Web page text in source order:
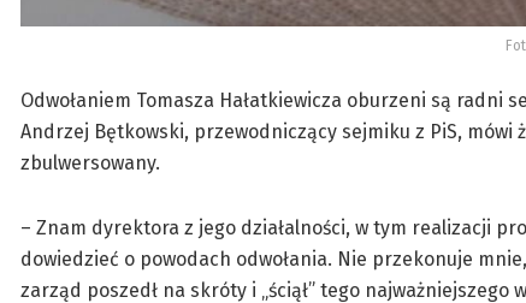
Odwołaniem Tomasza Hałatkiewicza oburzeni są radni
Andrzej Bętkowski, przewodniczący sejmiku z PiS, mówi
zbulwersowany.
– Znam dyrektora z jego działalności, w tym realizacji
dowiedzieć o powodach odwołania. Nie przekonuje
zarząd poszedł na skróty i „ściął” tego najważniejszego